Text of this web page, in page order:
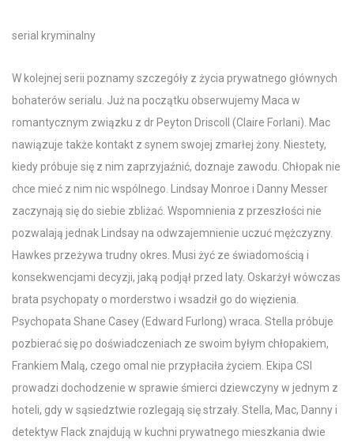
serial kryminalny
W kolejnej serii poznamy szczegóły z życia prywatnego głównych
bohaterów serialu. Już na początku obserwujemy Maca w
romantycznym związku z dr Peyton Driscoll (Claire Forlani). Mac
nawiązuje także kontakt z synem swojej zmarłej żony. Niestety,
kiedy próbuje się z nim zaprzyjaźnić, doznaje zawodu. Chłopak nie
chce mieć z nim nic wspólnego. Lindsay Monroe i Danny Messer
zaczynają się do siebie zbliżać. Wspomnienia z przeszłości nie
pozwalają jednak Lindsay na odwzajemnienie uczuć mężczyzny.
Hawkes przeżywa trudny okres. Musi żyć ze świadomością i
konsekwencjami decyzji, jaką podjął przed laty. Oskarżył wówczas
brata psychopaty o morderstwo i wsadził go do więzienia.
Psychopata Shane Casey (Edward Furlong) wraca. Stella próbuje
pozbierać się po doświadczeniach ze swoim byłym chłopakiem,
Frankiem Malą, czego omal nie przypłaciła życiem. Ekipa CSI
prowadzi dochodzenie w sprawie śmierci dziewczyny w jednym z
hoteli, gdy w sąsiedztwie rozlegają się strzały. Stella, Mac, Danny i
detektyw Flack znajdują w kuchni prywatnego mieszkania dwie